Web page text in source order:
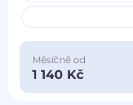
Měsíčně od
1 140 Kč